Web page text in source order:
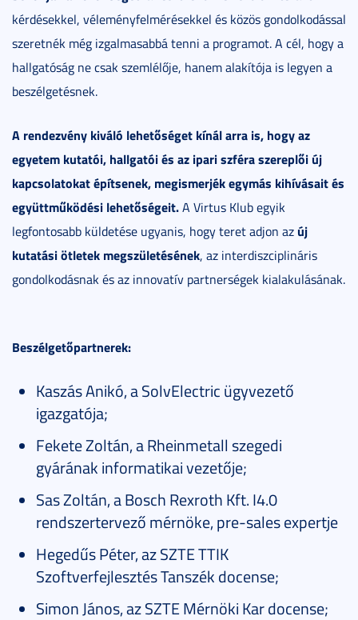
kérdésekkel, véleményfelmérésekkel és közös gondolkodással
szeretnék még izgalmasabbá tenni a programot. A cél, hogy a
hallgatóság ne csak szemlélője, hanem alakítója is legyen a
beszélgetésnek.
A rendezvény kiváló lehetőséget kínál arra is, hogy az
egyetem kutatói, hallgatói és az ipari szféra szereplői új
kapcsolatokat építsenek, megismerjék egymás kihívásait és
együttműködési lehetőségeit.A Virtus Klub egyik
legfontosabb küldetése ugyanis, hogy teret adjon azúj
kutatási ötletek megszületésének, az interdiszciplináris
gondolkodásnak és az innovatív partnerségek kialakulásának.
Beszélgetőpartnerek:
Kaszás Anikó, a SolvElectric ügyvezető
igazgatója;
Fekete Zoltán, a Rheinmetall szegedi
gyárának informatikai vezetője;
Sas Zoltán, a Bosch Rexroth Kft. I4.0
rendszertervező mérnöke, pre-sales expertje
Hegedűs Péter, az SZTE TTIK
Szoftverfejlesztés Tanszék docense;
Simon János, az SZTE Mérnöki Kar docense;